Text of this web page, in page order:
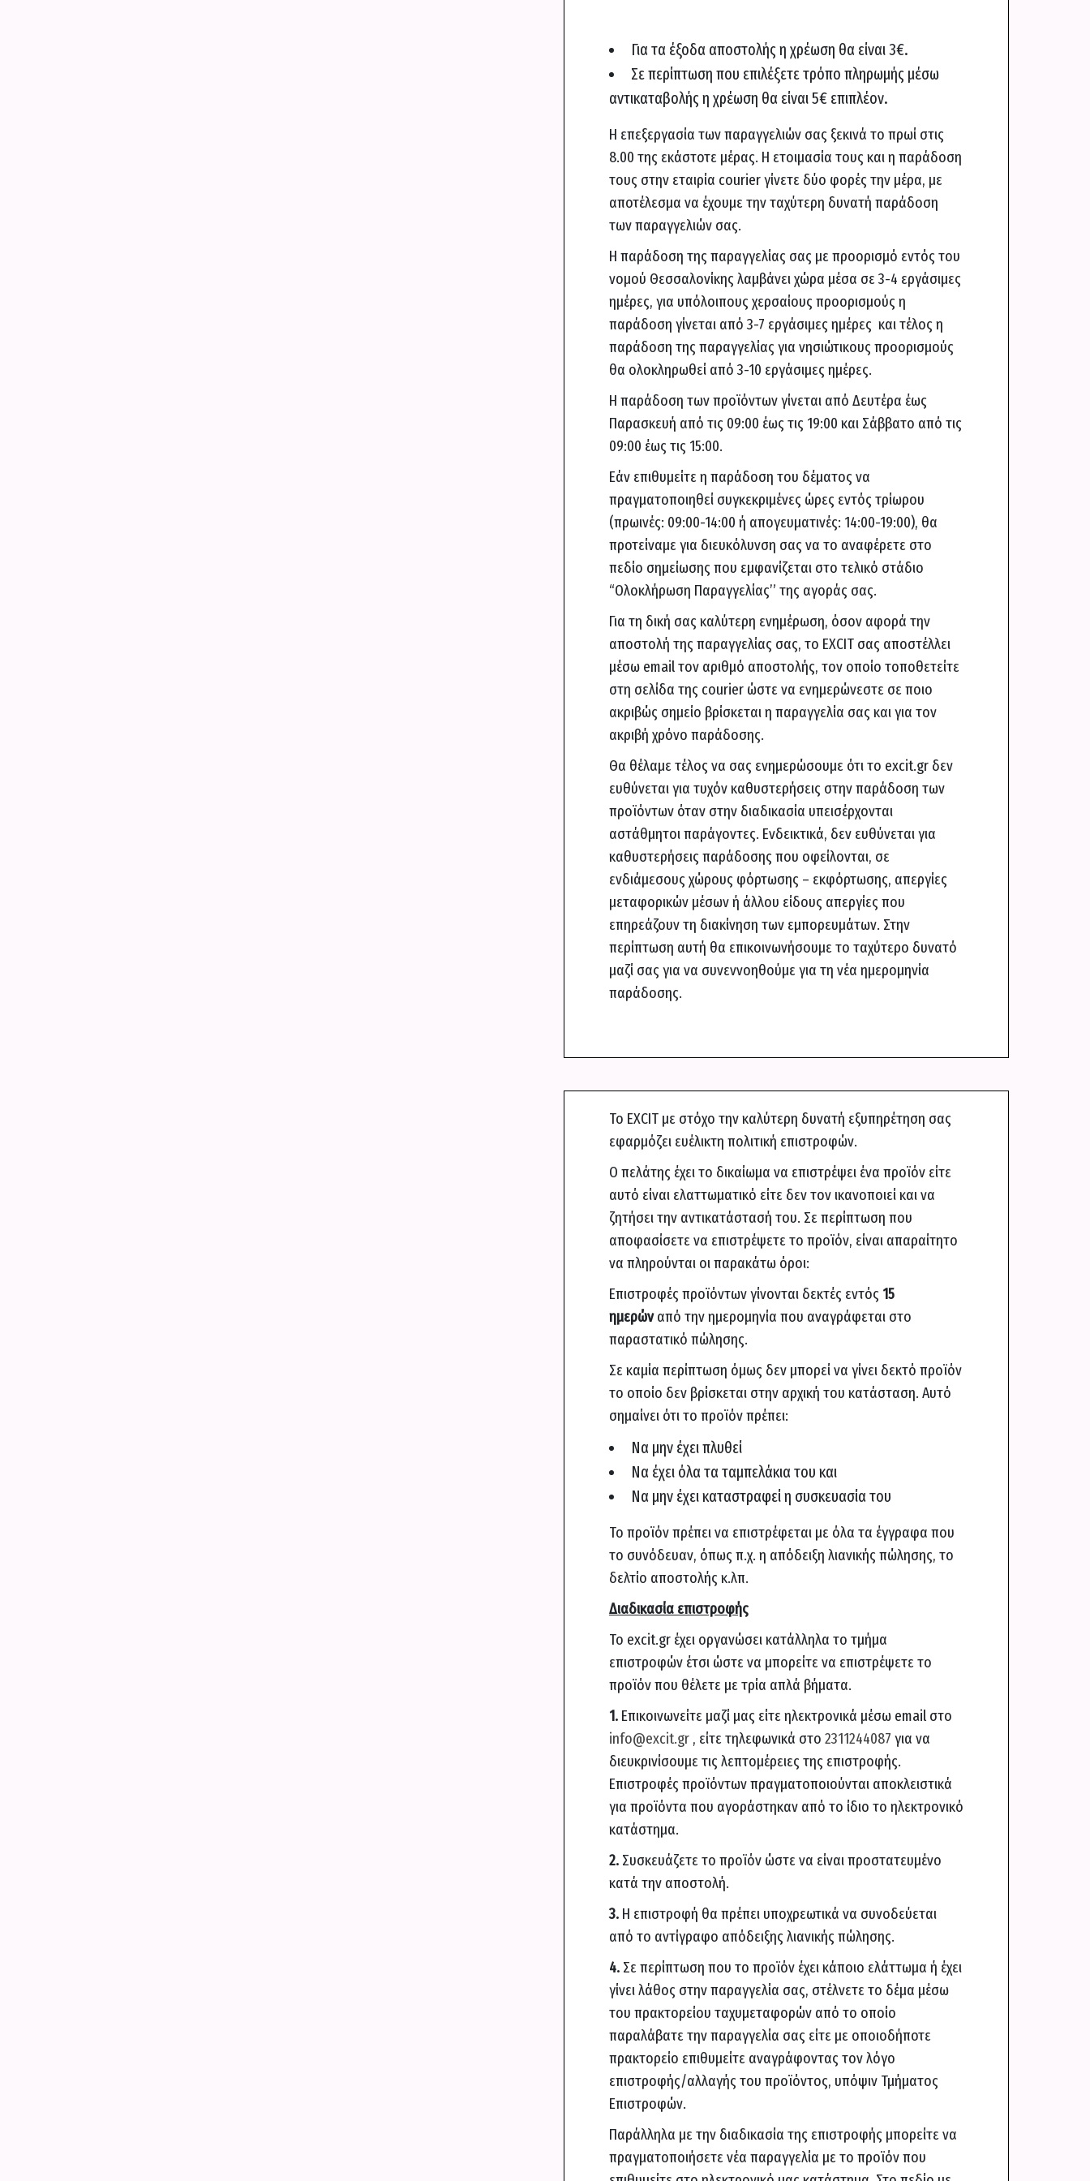
Για τα έξοδα αποστολής η χρέωση θα είναι 3€.
Σε περίπτωση που επιλέξετε τρόπο πληρωμής μέσω
αντικαταβολής η χρέωση θα είναι 5€ επιπλέον.
Η επεξεργασία των παραγγελιών σας ξεκινά το πρωί στις
8.00 της εκάστοτε μέρας. Η ετοιμασία τους και η παράδοση
τους στην εταιρία courier γίνετε δύο φορές την μέρα, με
αποτέλεσμα να έχουμε την ταχύτερη δυνατή παράδοση
των παραγγελιών σας.
Η παράδοση της παραγγελίας σας με προορισμό εντός του
νομού Θεσσαλονίκης λαμβάνει χώρα μέσα σε 3-4 εργάσιμες
ημέρες, για υπόλοιπους χερσαίους προορισμούς η
παράδοση γίνεται από 3-7 εργάσιμες ημέρες και τέλος η
παράδοση της παραγγελίας για νησιώτικους προορισμούς
θα ολοκληρωθεί από 3-10 εργάσιμες ημέρες.
Η παράδοση των προϊόντων γίνεται από Δευτέρα έως
Παρασκευή από τις 09:00 έως τις 19:00 και Σάββατο από τις
09:00 έως τις 15:00.
Εάν επιθυμείτε η παράδοση του δέματος να
πραγματοποιηθεί συγκεκριμένες ώρες εντός τρίωρου
(πρωινές: 09:00-14:00 ή απογευματινές: 14:00-19:00), θα
προτείναμε για διευκόλυνση σας να το αναφέρετε στο
πεδίο σημείωσης που εμφανίζεται στο τελικό στάδιο
“Ολοκλήρωση Παραγγελίας” της αγοράς σας.
Για τη δική σας καλύτερη ενημέρωση, όσον αφορά την
αποστολή της παραγγελίας σας, το EXCIT σας αποστέλλει
μέσω email τον αριθμό αποστολής, τον οποίο τοποθετείτε
στη σελίδα της courier ώστε να ενημερώνεστε σε ποιο
ακριβώς σημείο βρίσκεται η παραγγελία σας και για τον
ακριβή χρόνο παράδοσης.
Θα θέλαμε τέλος να σας ενημερώσουμε ότι το excit.gr δεν
ευθύνεται για τυχόν καθυστερήσεις στην παράδοση των
προϊόντων όταν στην διαδικασία υπεισέρχονται
αστάθμητοι παράγοντες. Ενδεικτικά, δεν ευθύνεται για
καθυστερήσεις παράδοσης που οφείλονται, σε
ενδιάμεσους χώρους φόρτωσης – εκφόρτωσης, απεργίες
μεταφορικών μέσων ή άλλου είδους απεργίες που
επηρεάζουν τη διακίνηση των εμπορευμάτων. Στην
περίπτωση αυτή θα επικοινωνήσουμε το ταχύτερο δυνατό
μαζί σας για να συνεννοηθούμε για τη νέα ημερομηνία
παράδοσης.
Το EXCIT με στόχο την καλύτερη δυνατή εξυπηρέτηση σας
εφαρμόζει ευέλικτη πολιτική επιστροφών.
Ο πελάτης έχει το δικαίωμα να επιστρέψει ένα προϊόν είτε
αυτό είναι ελαττωματικό είτε δεν τον ικανοποιεί και να
ζητήσει την αντικατάστασή του. Σε περίπτωση που
αποφασίσετε να επιστρέψετε το προϊόν, είναι απαραίτητο
να πληρούνται οι παρακάτω όροι:
Επιστροφές προϊόντων γίνονται δεκτές εντός 15
ημερώναπό την ημερομηνία που αναγράφεται στο
παραστατικό πώλησης.
Σε καμία περίπτωση όμως δεν μπορεί να γίνει δεκτό προϊόν
το οποίο δεν βρίσκεται στην αρχική του κατάσταση. Αυτό
σημαίνει ότι το προϊόν πρέπει:
Να μην έχει πλυθεί
Να έχει όλα τα ταμπελάκια του και
Να μην έχει καταστραφεί η συσκευασία του
Το προϊόν πρέπει να επιστρέφεται με όλα τα έγγραφα που
το συνόδευαν, όπως π.χ. η απόδειξη λιανικής πώλησης, το
δελτίο αποστολής κ.λπ.
Διαδικασία επιστροφής
Το excit.gr έχει οργανώσει κατάλληλα το τμήμα
επιστροφών έτσι ώστε να μπορείτε να επιστρέψετε το
προϊόν που θέλετε με τρία απλά βήματα.
1.Επικοινωνείτε μαζί μας είτε ηλεκτρονικά μέσω email στο
info@excit.gr, είτε τηλεφωνικά στο 2311244087 για να
διευκρινίσουμε τις λεπτομέρειες της επιστροφής.
Επιστροφές προϊόντων πραγματοποιούνται αποκλειστικά
για προϊόντα που αγοράστηκαν από το ίδιο το ηλεκτρονικό
κατάστημα.
2.Συσκευάζετε το προϊόν ώστε να είναι προστατευμένο
κατά την αποστολή.
3.Η επιστροφή θα πρέπει υποχρεωτικά να συνοδεύεται
από το αντίγραφο απόδειξης λιανικής πώλησης.
4.Σε περίπτωση που το προϊόν έχει κάποιο ελάττωμα ή έχει
γίνει λάθος στην παραγγελία σας, στέλνετε το δέμα μέσω
του πρακτορείου ταχυμεταφορών από το οποίο
παραλάβατε την παραγγελία σας είτε με οποιοδήποτε
πρακτορείο επιθυμείτε αναγράφοντας τον λόγο
επιστροφής/αλλαγής του προϊόντος, υπόψιν Τμήματος
Επιστροφών.
Παράλληλα με την διαδικασία της επιστροφής μπορείτε να
πραγματοποιήσετε νέα παραγγελία με το προϊόν που